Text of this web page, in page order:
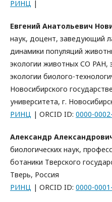
РИНЦ |
Евгений Анатольевич
наук, доцент, заведующий
динамики популяций
экологии животных СО
экологии биолого-
Новосибирского
университета, г.
РИНЦ | ORCID ID: 0000-
Александр
биологических наук,
ботаники Тверского
Тверь, Россия
РИНЦ | ORCID ID: 0000-